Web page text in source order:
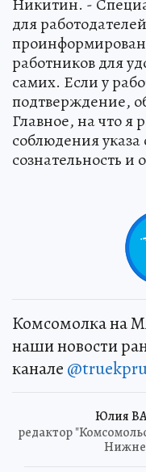
для
работников для
самих. Если у
подтверждение,
Главное, на что я
соблюдения
сознательность и
Комсомолка на
наши новости
канале
Юлия
редактор